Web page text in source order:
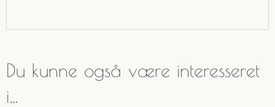
Du kunne også være interesseret
i…